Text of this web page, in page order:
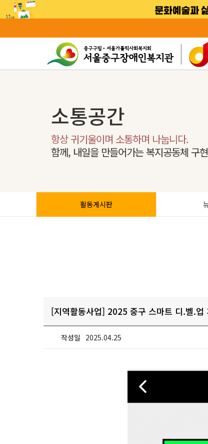
소통공간
항상 귀기울이며 소통하며 나눕니다.
함께, 내일을 만들어가는 복지공동체 구현
활동게시판
[지역활동사업] 2025 중구 스마트 디.벨.업
작성일 2025.04.25